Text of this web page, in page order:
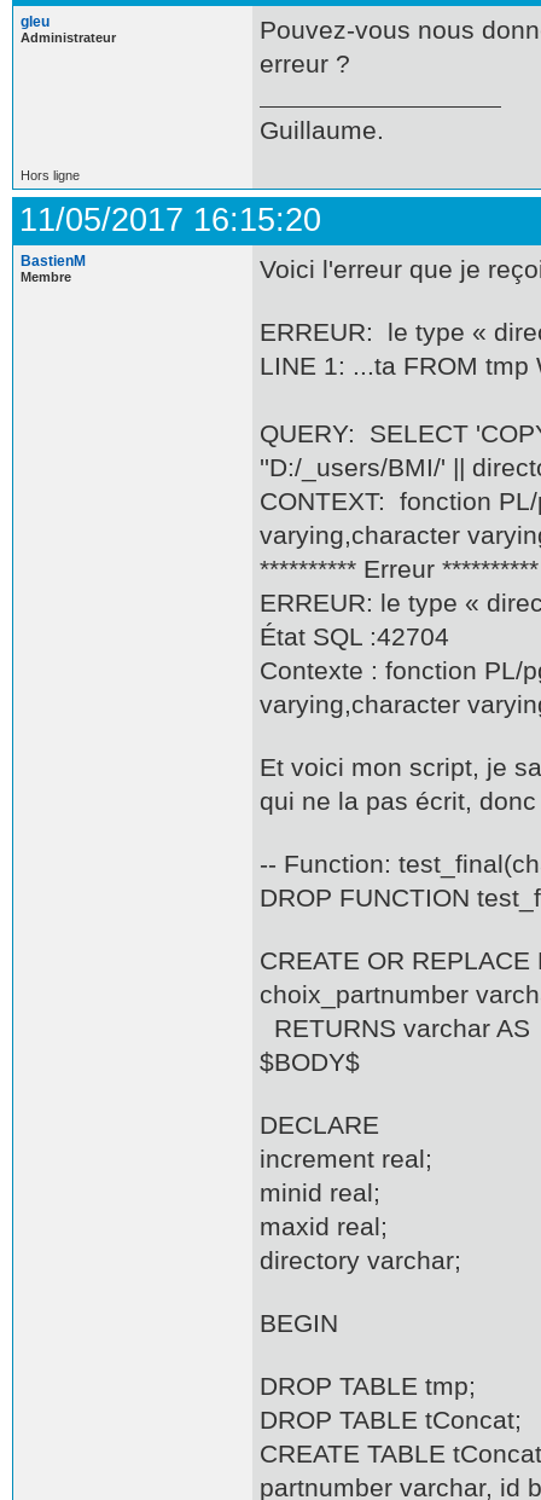
gleu
Administrateur
Pouvez-vous nous
erreur ?
Guillaume.
Hors ligne
11/05/2017 16:15:20
BastienM
Membre Voici l'erreur que je
ERREUR: le type «
LINE 1: ...ta FROM tmp
QUERY: SELECT
''D:/_users/BMI/' ||
CONTEXT: fonction
varying,character
********** Erreur **********
ERREUR: le type «
État SQL :42704
Contexte : fonction PL/
varying,character
Et voici mon script, je
qui ne la pas écrit,
-- Function:
DROP FUNCTION
CREATE OR
choix_partnumber
RETURNS varchar AS
$BODY$
DECLARE
increment real;
minid real;
maxid real;
directory varchar;
BEGIN
DROP TABLE tmp;
DROP TABLE tConcat;
CREATE TABLE
partnumber varchar, id